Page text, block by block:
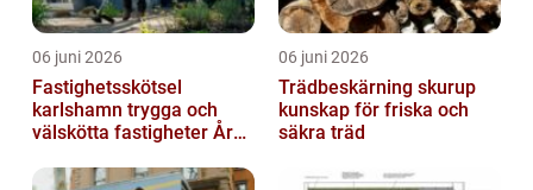
06 juni 2026
Fastighetsskötsel
karlshamn trygga och
välskötta fastigheter Året
06 juni 2026
Trädbeskärning skurup
kunskap för friska och
säkra träd